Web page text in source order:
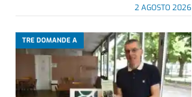
2 AGOSTO 2026
TRE DOMANDE A